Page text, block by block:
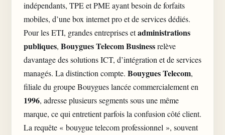
indépendants, TPE et PME ayant besoin de forfaits
mobiles, d’une box internet pro et de services dédiés.
Pour les ETI, grandes entreprises etadministrations
publiques, Bouygues Telecom Businessrelève
davantage des solutions ICT, d’intégration et de services
managés. La distinction compte. Bouygues Telecom,
filiale du groupe Bouygues lancée commercialement en
1996, adresse plusieurs segments sous une même
marque, ce qui entretient parfois la confusion côté client.
La requête « bouygue telecom professionnel », souvent